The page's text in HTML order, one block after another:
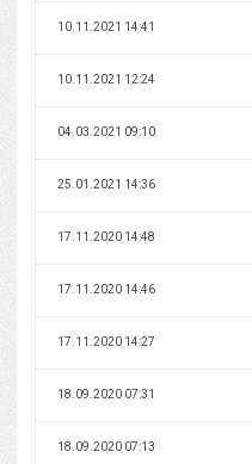
10.11.2021 14:41
10.11.2021 12:24
04.03.2021 09:10
25.01.2021 14:36
17.11.2020 14:48
17.11.2020 14:46
17.11.2020 14:27
18.09.2020 07:31
18.09.2020 07:13